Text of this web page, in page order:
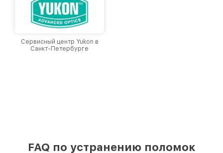
Сервисный центр Yukon в
Санкт-Петербурге
FAQ по устранению поломок